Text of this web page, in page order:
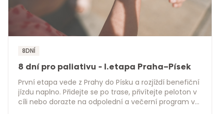
8DNÍ
8 dní pro paliativu - I.etapa Praha–Písek
První etapa vede z Prahy do Písku a rozjíždí benefiční
jízdu naplno. Přidejte se po trase, přivítejte peloton v
cíli nebo dorazte na odpolední a večerní program v